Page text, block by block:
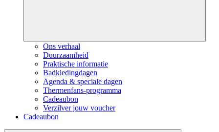
Ons verhaal
Duurzaamheid
Praktische informatie
Badkledingdagen
Agenda & speciale dagen
Thermenfans-programma
Cadeaubon
Verzilver jouw voucher
Cadeaubon